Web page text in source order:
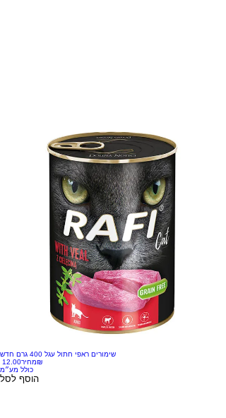
שימורים ראפי חתול עגל 400 גרם חדש
מחיר‏12.00 ‏₪
כולל מע״מ
הוסף לסל